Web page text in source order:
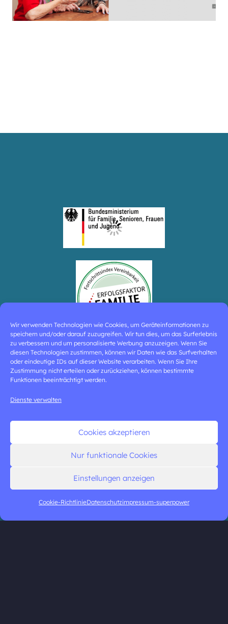
Wir verwenden Technologien wie Cookies, um Geräteinformationen zu
speichern und/oder darauf zuzugreifen. Wir tun dies, um das Surferlebnis
zu verbessern und um personalisierte Werbung anzuzeigen. Wenn Sie
diesen Technologien zustimmen, können wir Daten wie das Surfverhalten
oder eindeutige IDs auf dieser Website verarbeiten. Wenn Sie Ihre
Zustimmung nicht erteilen oder zurückziehen, können bestimmte
Funktionen beeinträchtigt werden.
Dienste verwalten
Cookies akzeptieren
Nur funktionale Cookies
Einstellungen anzeigen
Cookie-RichtlinieDatenschutzimpressum-superpower